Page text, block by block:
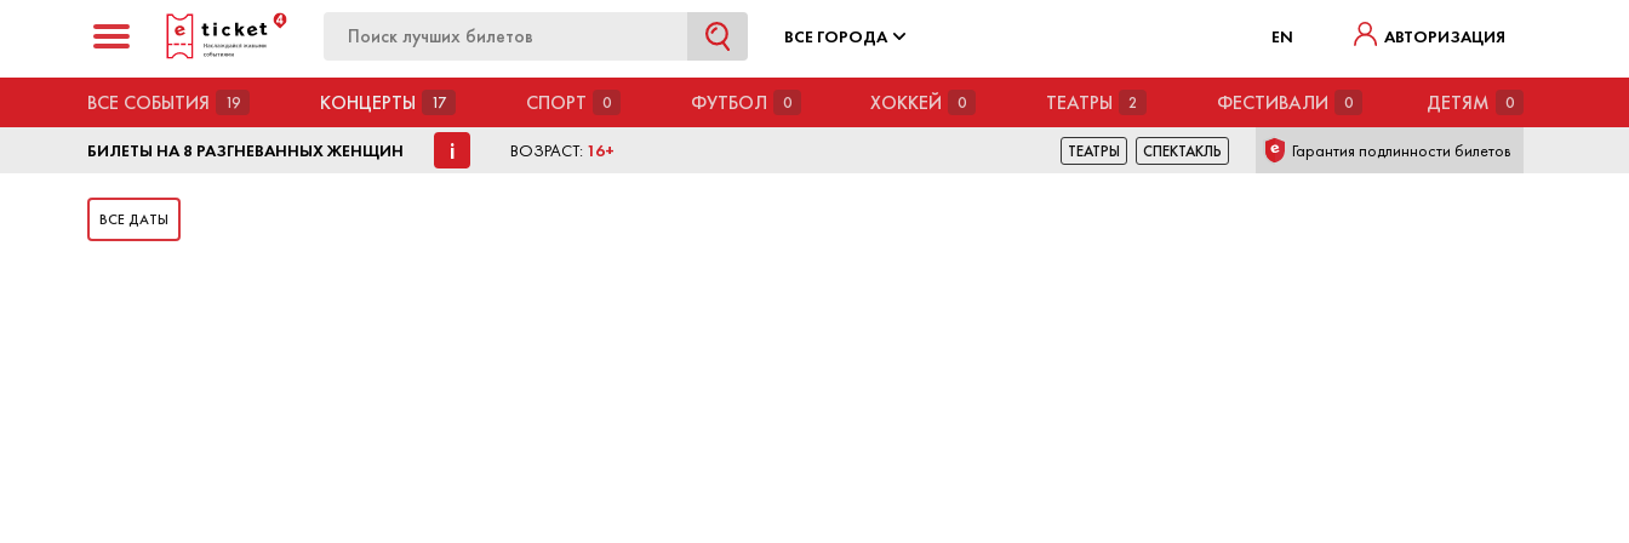
ВСЕ ГОРОДА EN АВТОРИЗАЦИЯ
ВСЕ СОБЫТИЯ 19 КОНЦЕРТЫ 17 СПОРТ 0 ФУТБОЛ 0 ХОККЕЙ 0 ТЕАТРЫ 2 ФЕСТИВАЛИ 0 ДЕТЯМ 0
БИЛЕТЫ НА 8 РАЗГНЕВАННЫХ ЖЕНЩИН i ВОЗРАСТ: 16+ Гарантия подлинности билетов
ТЕАТРЫ СПЕКТАКЛЬ
ВСЕ ДАТЫ